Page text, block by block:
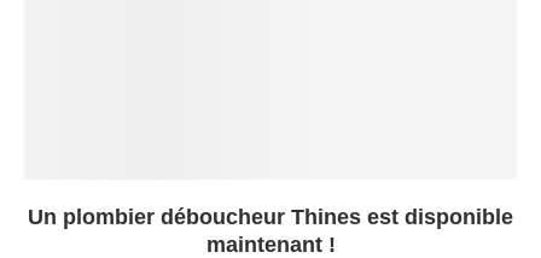
Un plombier déboucheur Thines est disponible
maintenant !